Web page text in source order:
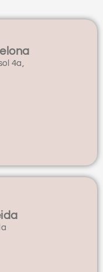
4a,